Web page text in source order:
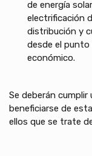
de energía
electrificación
distribución y
desde el
económico.
Se deberán
beneficiarse de
ellos que se trate